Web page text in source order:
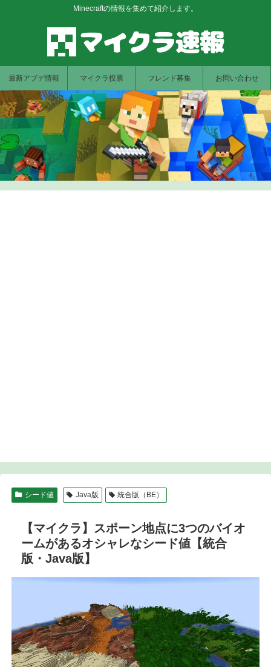
Minecraftの情報を集めて紹介します。
最新アプデ情報 マイクラ投票 フレンド募集 お問い合わせ
シード値 Java版 統合版（BE）
【マイクラ】スポーン地点に3つのバイオ
ームがあるオシャレなシード値【統合
版・Java版】